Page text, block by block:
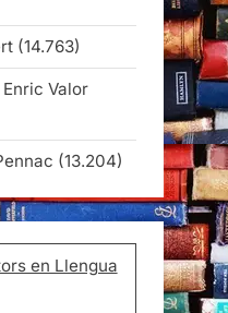
(14.763)
Valor
(13.204)
en Llengua